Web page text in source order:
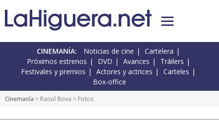
CINEMANÍA: Noticias de cine
Cartelera
Próximos estrenos
DVD Avances
Tráilers
Festivales y premios
Actores y actrices
Carteles
Box-office
Cinemanía > Raoul Bova > Fotos